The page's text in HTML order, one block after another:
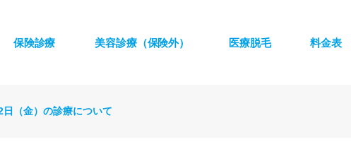
保険診療 美容診療（保険外） 医療脱毛 料金表
（金）の診療について